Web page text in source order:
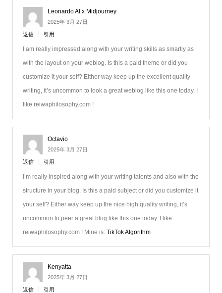
Leonardo AI x Midjourney
2025年 3月 27日
返信 引用
I am really impressed along with your writing skills as smartly as
with the layout on your weblog. Is this a paid theme or did you
customize it your self? Either way keep up the excellent quality
writing, it’s uncommon to look a great weblog like this one today. I
like reiwaphilosophy.com !
Octavio
2025年 3月 27日
返信 引用
I’m really inspired along with your writing talents and also with the
structure in your blog. Is this a paid subject or did you customize it
your self? Either way keep up the nice high quality writing, it’s
uncommon to peer a great blog like this one today. I like
reiwaphilosophy.com ! Mine is: TikTok Algorithm
Kenyatta
2025年 3月 27日
返信 引用